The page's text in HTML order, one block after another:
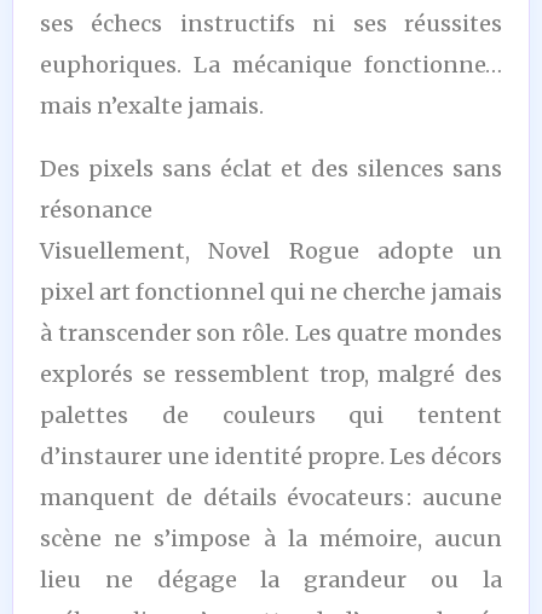
ses échecs instructifs ni ses réussites
euphoriques. La mécanique fonctionne…
mais n’exalte jamais.
Des pixels sans éclat et des silences sans
résonance
Visuellement, Novel Rogue adopte un
pixel art fonctionnel qui ne cherche jamais
à transcender son rôle. Les quatre mondes
explorés se ressemblent trop, malgré des
palettes de couleurs qui tentent
d’instaurer une identité propre. Les décors
manquent de détails évocateurs : aucune
scène ne s’impose à la mémoire, aucun
lieu ne dégage la grandeur ou la